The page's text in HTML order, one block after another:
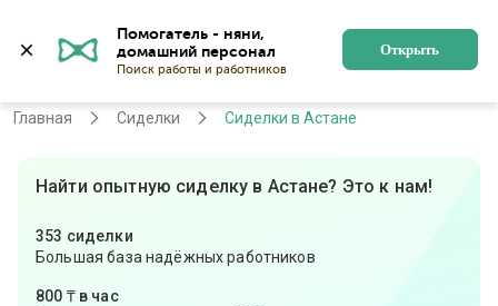
Помогатель - няни,
Поиск работы и работников
Открыть
Астана Регистрация
Главная Сиделки Сиделки в Астане
Найти опытную сиделку в Астане? Это к нам!
353 сиделки
Большая база надёжных работников
800 ₸ в час